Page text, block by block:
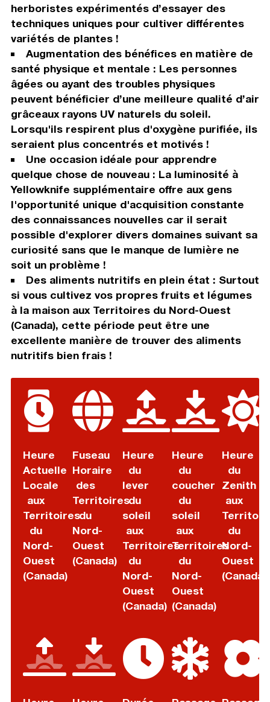
herboristes expérimentés d’essayer des
techniques uniques pour cultiver différentes
variétés de plantes !
Augmentation des bénéfices en matière de
santé physique et mentale : Les personnes
âgées ou ayant des troubles physiques
peuvent bénéficier d’une meilleure qualité d’air
grâceaux rayons UV naturels du soleil.
Lorsqu'ils respirent plus d'oxygène purifiée, ils
seraient plus concentrés et motivés !
Une occasion idéale pour apprendre
quelque chose de nouveau : La luminosité à
Yellowknife supplémentaire offre aux gens
l'opportunité unique d'acquisition constante
des connaissances nouvelles car il serait
possible d'explorer divers domaines suivant sa
curiosité sans que le manque de lumière ne
soit un problème !
Des aliments nutritifs en plein état : Surtout
si vous cultivez vos propres fruits et légumes
à la maison aux Territoires du Nord-Ouest
(Canada), cette période peut être une
excellente manière de trouver des aliments
nutritifs bien frais !
Heure
Actuelle
Locale
aux
Territoires
du
Nord-
Ouest
(Canada)
Fuseau
Horaire
des
Territoires
du
Nord-
Ouest
(Canada)
Heure
du
lever
du
soleil
aux
Territoires
du
Nord-
Ouest
(Canada)
Heure
du
coucher
du
soleil
aux
Territoires
du
Nord-
Ouest
(Canada)
Heure
du
Zenith
aux
du
Nord-
Ouest
(Canada)